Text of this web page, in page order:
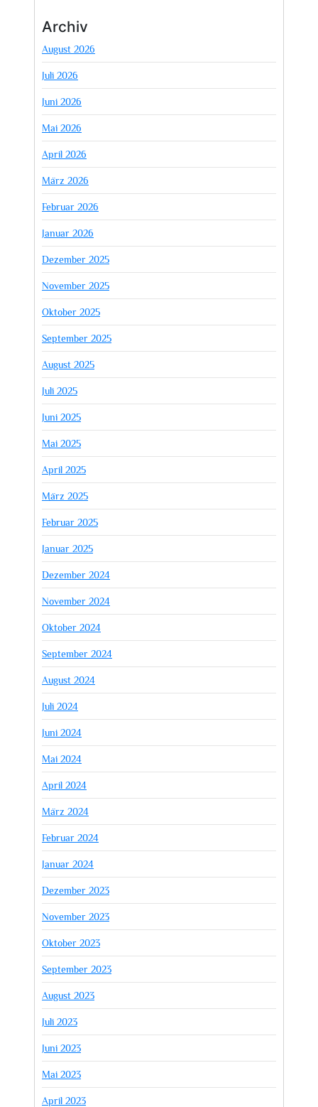
Archiv
August 2026
Juli 2026
Juni 2026
Mai 2026
April 2026
März 2026
Februar 2026
Januar 2026
Dezember 2025
November 2025
Oktober 2025
September 2025
August 2025
Juli 2025
Juni 2025
Mai 2025
April 2025
März 2025
Februar 2025
Januar 2025
Dezember 2024
November 2024
Oktober 2024
September 2024
August 2024
Juli 2024
Juni 2024
Mai 2024
April 2024
März 2024
Februar 2024
Januar 2024
Dezember 2023
November 2023
Oktober 2023
September 2023
August 2023
Juli 2023
Juni 2023
Mai 2023
April 2023